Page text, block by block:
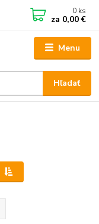
Menu
Hľadať
0 ks
za 0,00 €